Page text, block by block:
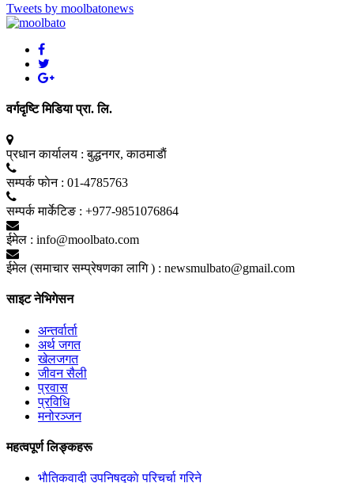
Tweets by moolbatonews
वर्गदृष्टि मिडिया प्रा. लि.
प्रधान कार्यालय : बुद्धनगर, काठमाडाैं
सम्पर्क फाेन : 01-4785763
सम्पर्क मार्केटिङ : +977-9851076864
ईमेल : info@moolbato.com
ईमेल (समाचार सम्प्रेषणका लागि ) : newsmulbato@gmail.com
साइट नेभिगेसन
अन्तर्वार्ता
अर्थ जगत
खेलजगत
जीवन सैली
प्रवास
प्रविधि
मनोरञ्जन
महत्वपूर्ण लिङ्कहरू
भाैतिकवादी उपनिषद्काे परिचर्चा गरिने